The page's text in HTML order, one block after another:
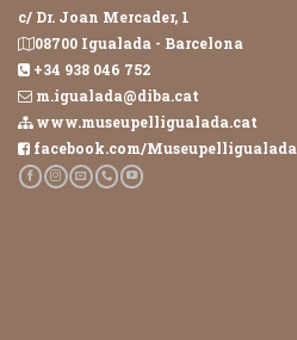
c/ Dr. Joan Mercader, 1
08700 Igualada - Barcelona
+34 938 046 752
m.igualada@diba.cat
www.museupelligualada.cat
facebook.com/Museupelligualada